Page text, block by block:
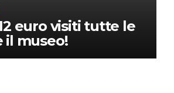
euro visiti tutte le
il museo!